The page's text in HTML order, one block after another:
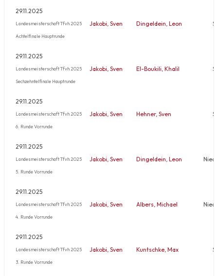
29.11.2025
Landesmeisterschaft Tfvh 2025
Achtelfinale Hauptrunde
Jakobi, Sven Dingeldein, Leon
29.11.2025
Landesmeisterschaft Tfvh 2025
Sechzehntelfinale Hauptrunde
Jakobi, Sven El-Boukili, Khalil
29.11.2025
Landesmeisterschaft Tfvh 2025
6. Runde Vorrunde
Jakobi, Sven Hehner, Sven
29.11.2025
Landesmeisterschaft Tfvh 2025
5. Runde Vorrunde
Jakobi, Sven Dingeldein, Leon
29.11.2025
Landesmeisterschaft Tfvh 2025
4. Runde Vorrunde
Jakobi, Sven Albers, Michael
29.11.2025
Landesmeisterschaft Tfvh 2025
3. Runde Vorrunde
Jakobi, Sven Kuntschke, Max